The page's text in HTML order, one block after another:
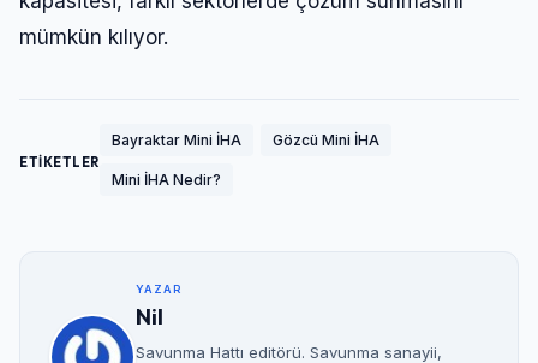
mümkün kılıyor.
ETİKETLER
Bayraktar Mini İHA Gözcü Mini İHA
Mini İHA Nedir?
YAZAR
Nil
Savunma Hattı editörü. Savunma sanayii,